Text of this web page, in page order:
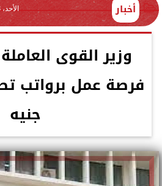
أخبار الأحد، 3 أبريل 2022
جنيه